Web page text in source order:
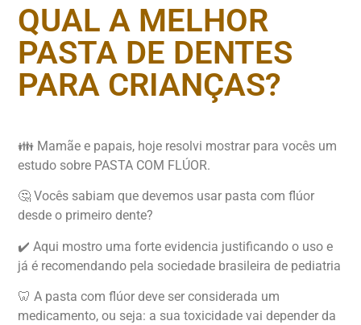
QUAL A MELHOR
PASTA DE DENTES
PARA CRIANÇAS?
👪 Mamãe e papais, hoje resolvi mostrar para vocês um
estudo sobre PASTA COM FLÚOR.
🤔 Vocês sabiam que devemos usar pasta com flúor
desde o primeiro dente?
✔️ Aqui mostro uma forte evidencia justificando o uso e
já é recomendando pela sociedade brasileira de pediatria
🦷 A pasta com flúor deve ser considerada um
medicamento, ou seja: a sua toxicidade vai depender da